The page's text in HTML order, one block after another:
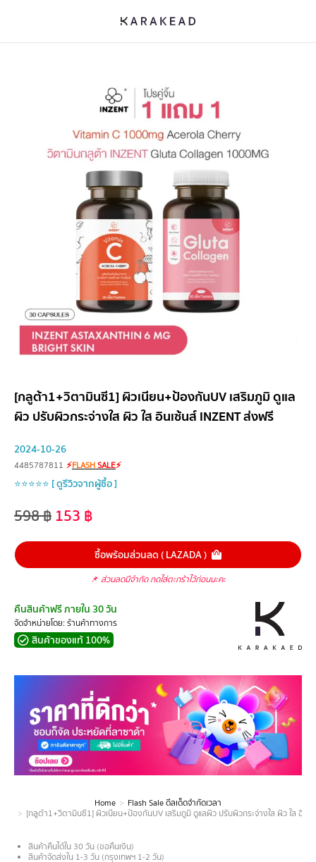
[กลูต้า1+วิตามินซี1] ผิวเนียน+ป้องกันUV เสริมภูมิ ดูแล
ผิว ปรับผิวกระจ่างใส ผิว ใส อินเซ้นส์ INZENT ส่งฟรี
2024-10-26
4485787811 ⚡FLASHSALE⚡
⭐⭐⭐⭐⭐ [ ดูรีวิวจากผู้ซื้อ ]
598฿ 153 ฿
ซื้อพร้อมส่วนลด ( LAZADA )
📌 ส่วนลดมีจำกัด กดใส่ตะกร้าไว้ก่อนนะคะ
คืนสินค้าฟรี ภายใน 30 วัน
จัดจำหน่ายโดย: ร้านค้าทางการ
สินค้าของแท้ 100%
You are here: Home
Flash Sale ดีลเด็ดจำกัดเวลา
[กลูต้า1+วิตามินซี1] ผิวเนียน+ป้องกันUV เสริมภูมิ ดูแลผิว ปรับผิวกระจ่างใส ผิว ใส อินเ
สินค้าคืนได้ใน 30 วัน (ขอคืนเงิน)
สินค้าจัดส่งใน 1-3 วัน (กรุงเทพฯ 1-2 วัน)